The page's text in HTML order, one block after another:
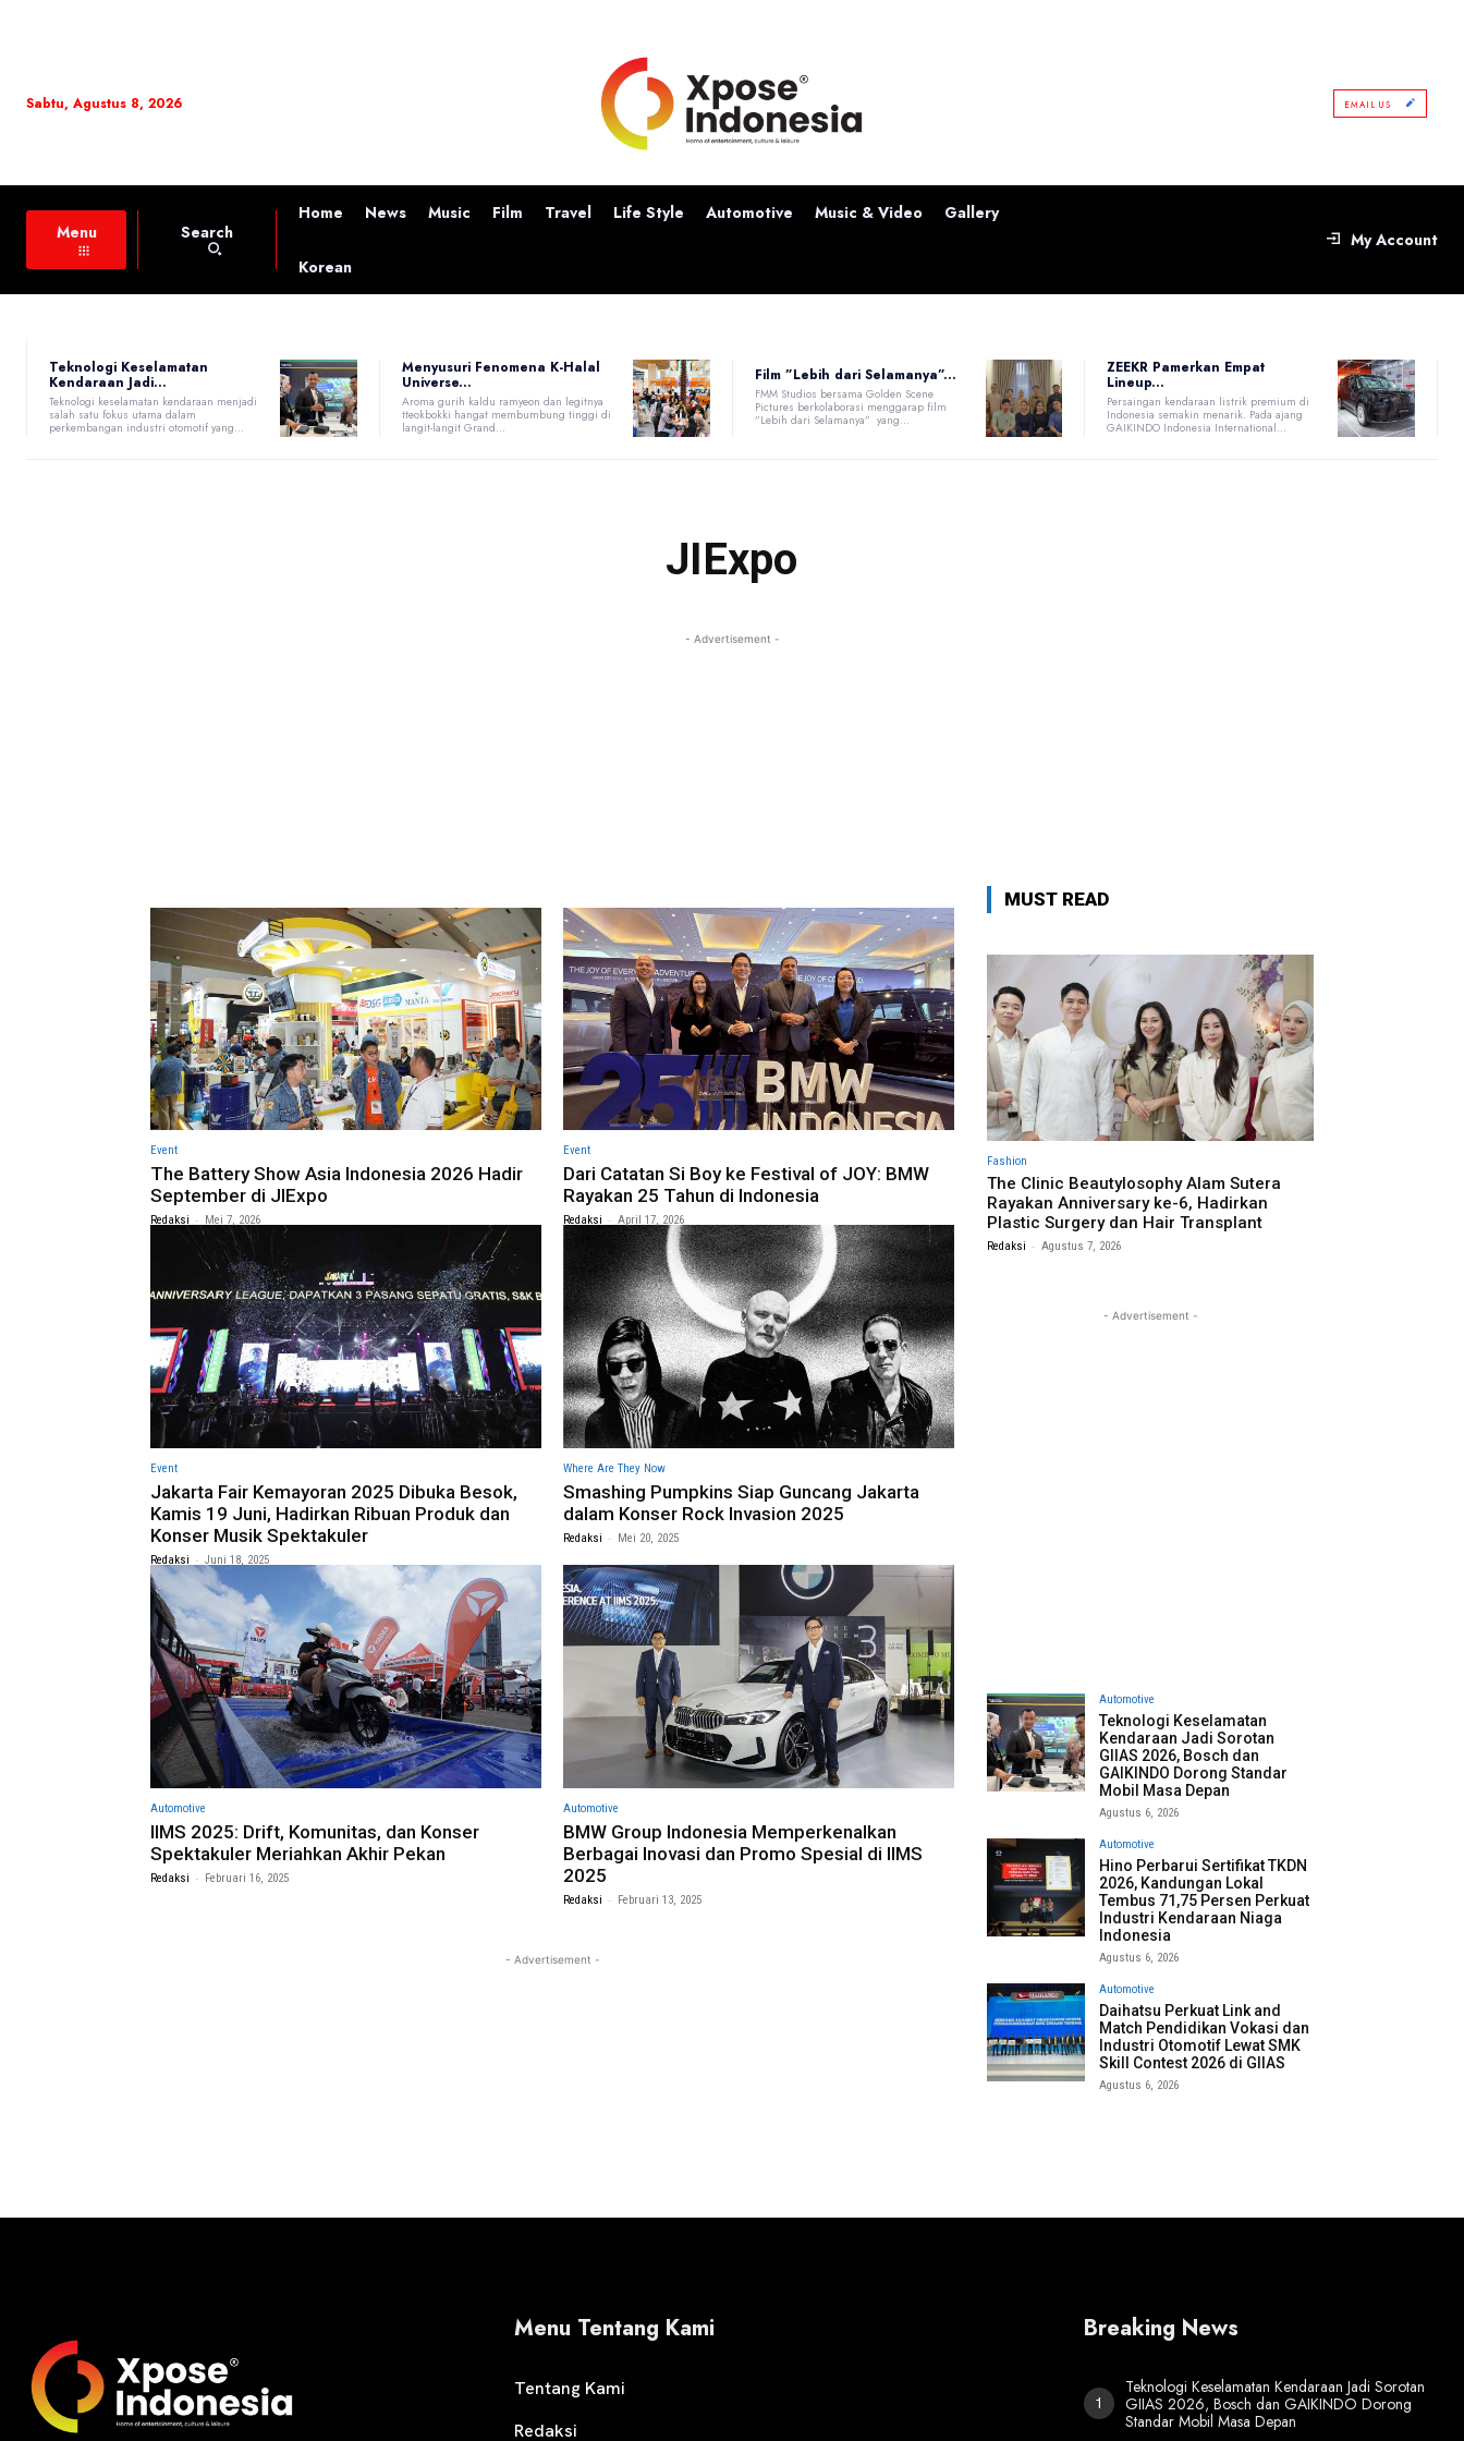
Sabtu, Agustus 8, 2026 EMAIL US
Menu Search
Home News Music Film Travel Life Style Automotive Music & Video Gallery
Korean
My Account
Teknologi Keselamatan
Kendaraan Jadi...
Teknologi keselamatan kendaraan menjadi
salah satu fokus utama dalam
perkembangan industri otomotif yang...
Menyusuri Fenomena K-Halal
Universe...
Aroma gurih kaldu ramyeon dan legitnya
tteokbokki hangat membumbung tinggi di
langit-langit Grand...
Film ”Lebih dari Selamanya”...
FMM Studios bersama Golden Scene
Pictures berkolaborasi menggarap film
”Lebih dari Selamanya” yang...
ZEEKR Pamerkan Empat
Lineup...
Persaingan kendaraan listrik premium di
Indonesia semakin menarik. Pada ajang
GAIKINDO Indonesia International...
JIExpo
- Advertisement -
Event
The Battery Show Asia Indonesia 2026 Hadir
September di JIExpo
Redaksi - Mei 7, 2026
Event
Dari Catatan Si Boy ke Festival of JOY: BMW
Rayakan 25 Tahun di Indonesia
Redaksi - April 17, 2026
Event
Jakarta Fair Kemayoran 2025 Dibuka Besok,
Kamis 19 Juni, Hadirkan Ribuan Produk dan
Konser Musik Spektakuler
Redaksi - Juni 18, 2025
Where Are They Now
Smashing Pumpkins Siap Guncang Jakarta
dalam Konser Rock Invasion 2025
Redaksi - Mei 20, 2025
Automotive
IIMS 2025: Drift, Komunitas, dan Konser
Spektakuler Meriahkan Akhir Pekan
Redaksi - Februari 16, 2025
Automotive
BMW Group Indonesia Memperkenalkan
Berbagai Inovasi dan Promo Spesial di IIMS
2025
Redaksi - Februari 13, 2025
- Advertisement -
MUST READ
Fashion
The Clinic Beautylosophy Alam Sutera
Rayakan Anniversary ke-6, Hadirkan
Plastic Surgery dan Hair Transplant
Redaksi - Agustus 7, 2026
- Advertisement -
Automotive
Teknologi Keselamatan
Kendaraan Jadi Sorotan
GIIAS 2026, Bosch dan
GAIKINDO Dorong Standar
Mobil Masa Depan
Agustus 6, 2026
Automotive
Hino Perbarui Sertifikat TKDN
2026, Kandungan Lokal
Tembus 71,75 Persen Perkuat
Industri Kendaraan Niaga
Indonesia
Agustus 6, 2026
Automotive
Daihatsu Perkuat Link and
Match Pendidikan Vokasi dan
Industri Otomotif Lewat SMK
Skill Contest 2026 di GIIAS
Agustus 6, 2026
Menu Tentang Kami
Tentang Kami
Redaksi
Breaking News
Teknologi Keselamatan Kendaraan Jadi Sorotan
GIIAS 2026, Bosch dan GAIKINDO Dorong
Standar Mobil Masa Depan